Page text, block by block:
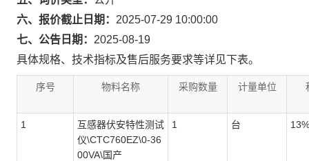
六、报价截止日期： 2025-07-29 10:00:00
七、公告日期： 2025-08-19
具体规格、技术指标及售后服务要求等详见下表。
序号 物料名称 采购数量 计量单位
1
互感器伏安特性测试
仪\CTC760EZ\0-36
00VA\国产
1 台 13%